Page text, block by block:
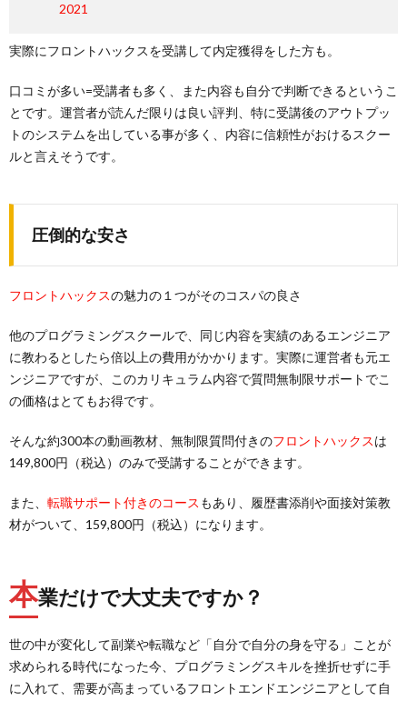
2021
実際にフロントハックスを受講して内定獲得をした方も。
口コミが多い=受講者も多く、また内容も自分で判断できるというこ
とです。運営者が読んだ限りは良い評判、特に受講後のアウトプッ
トのシステムを出している事が多く、内容に信頼性がおけるスクー
ルと言えそうです。
圧倒的な安さ
フロントハックスの魅力の１つがそのコスパの良さ
他のプログラミングスクールで、同じ内容を実績のあるエンジニア
に教わるとしたら倍以上の費用がかかります。実際に運営者も元エ
ンジニアですが、このカリキュラム内容で質問無制限サポートでこ
の価格はとてもお得です。
そんな約300本の動画教材、無制限質問付きのフロントハックスは
149,800円（税込）のみで受講することができます。
また、 転職サポート付きのコース もあり、履歴書添削や面接対策教
材がついて、159,800円（税込）になります。
本業だけで大丈夫ですか？
世の中が変化して副業や転職など「自分で自分の身を守る」ことが
求められる時代になった今、プログラミングスキルを挫折せずに手
に入れて、需要が高まっているフロントエンドエンジニアとして自